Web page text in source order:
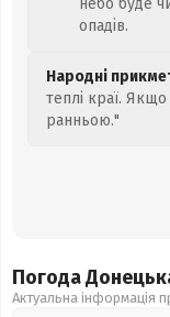
небо буде
опадів.
Народні
теплі краї.
ранньою."
Погода
Актуальна інформація